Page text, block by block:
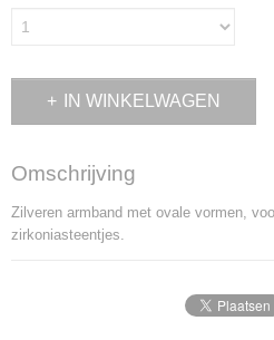
IN WINKELWAGEN
Omschrijving
Zilveren armband met ovale vormen,
zirkoniasteentjes.